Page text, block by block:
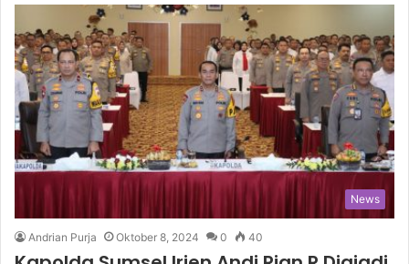
News
Andrian Purja Oktober 8, 2024 0 40